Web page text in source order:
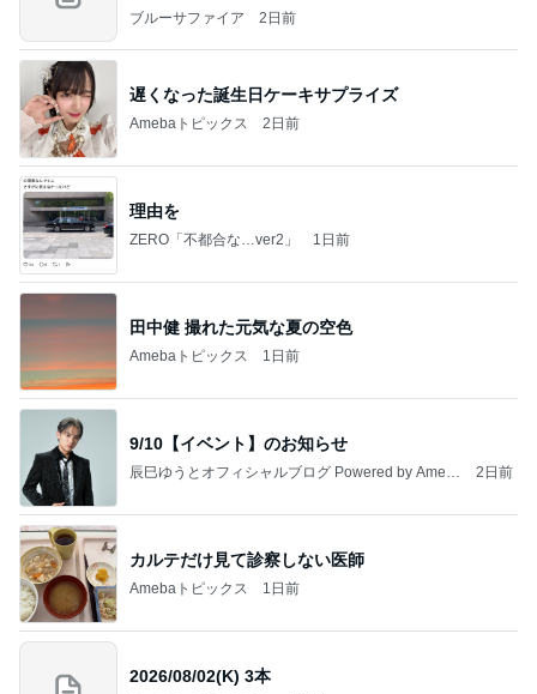
ブルーサファイア 2日前
遅くなった誕生日ケーキサプライズ
Amebaトピックス 2日前
理由を
ZERO「不都合な…ver2」 1日前
田中健 撮れた元気な夏の空色
Amebaトピックス 1日前
9/10【イベント】のお知らせ
辰巳ゆうとオフィシャルブログ Powered by Ameb
2日前
カルテだけ見て診察しない医師
Amebaトピックス 1日前
2026/08/02(K) 3本